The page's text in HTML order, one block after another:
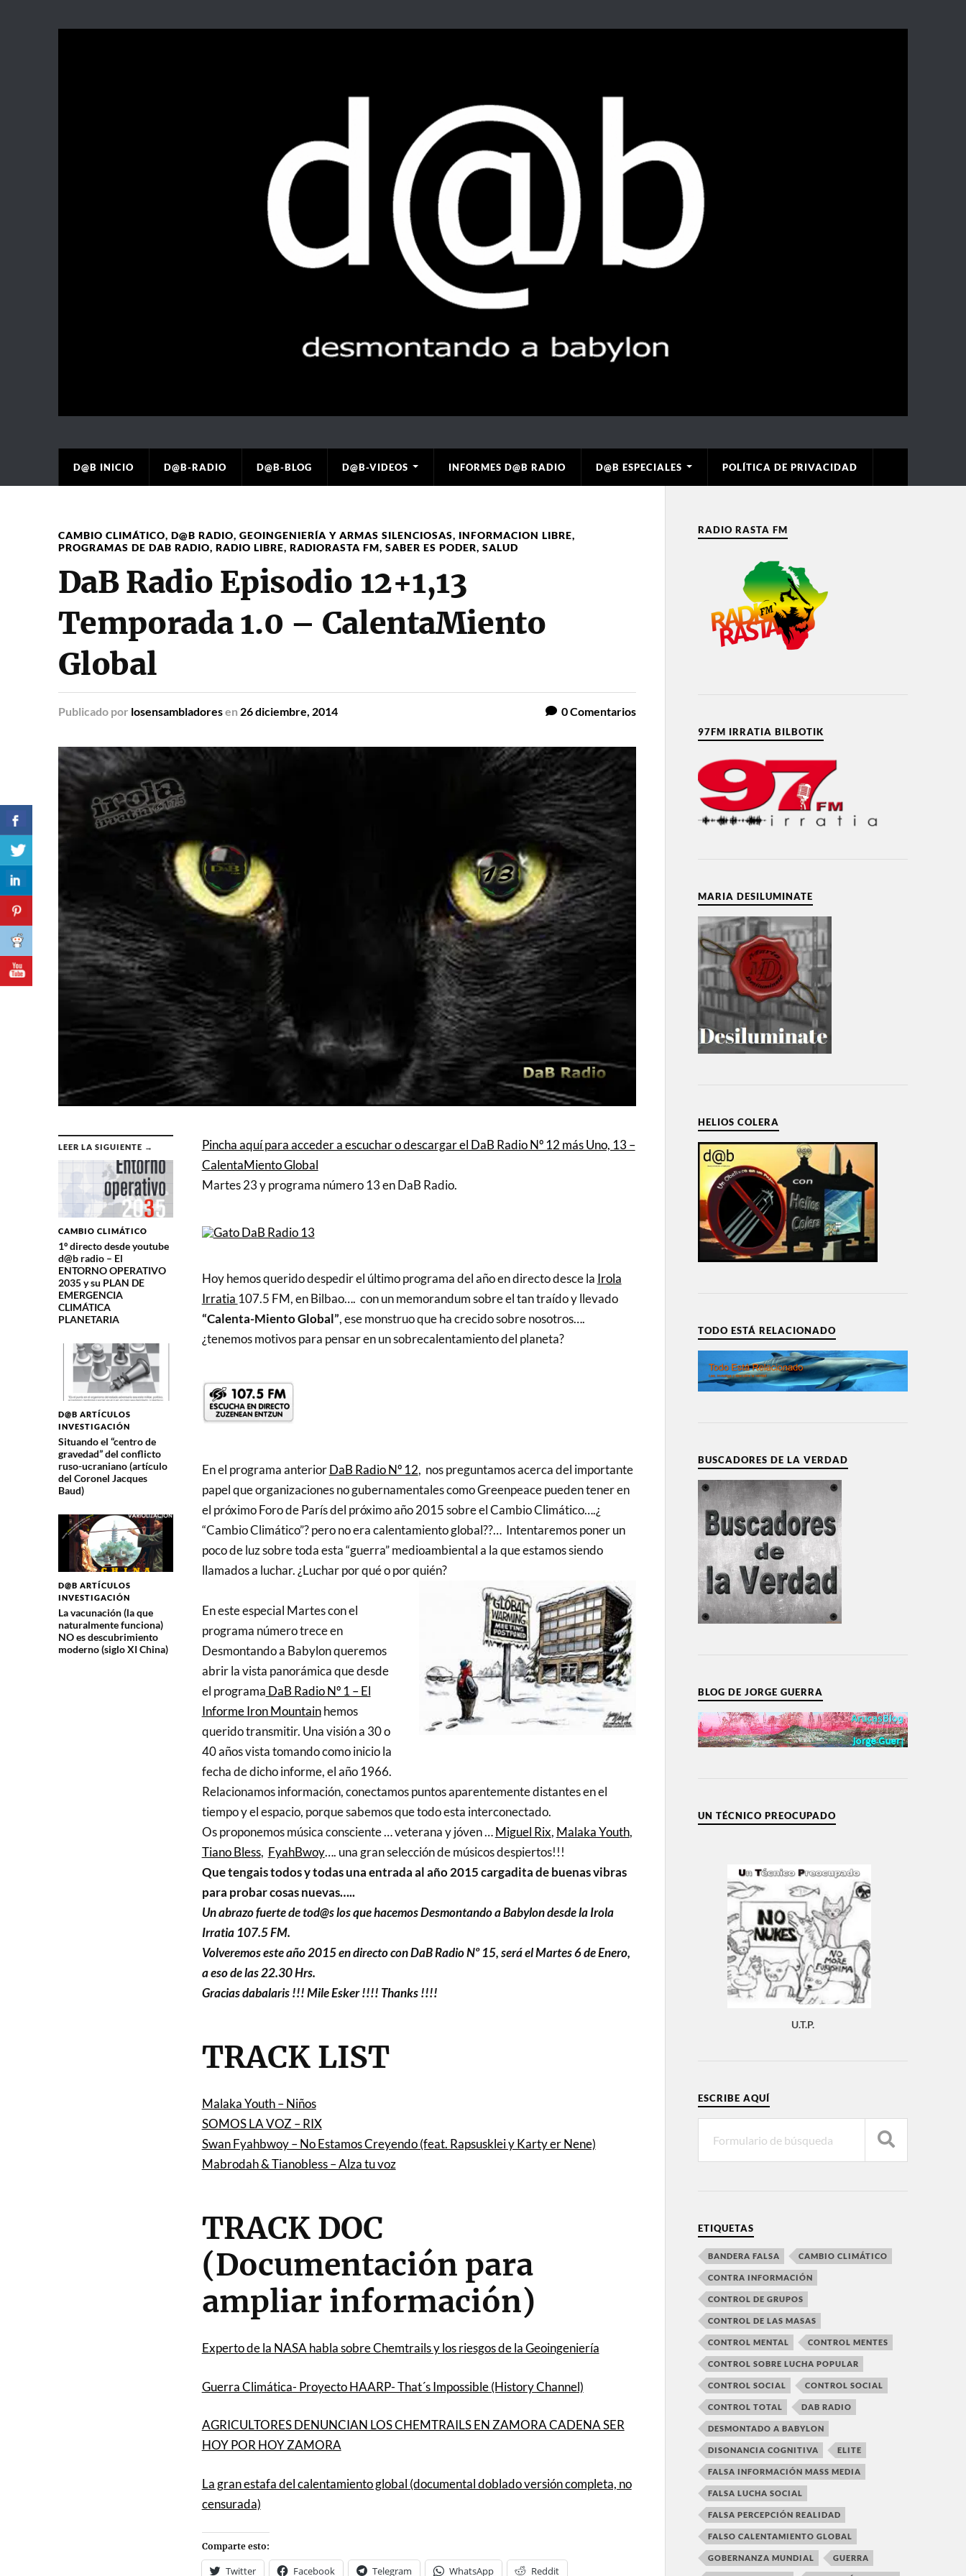
D@B INICIO D@B-RADIO D@B-BLOG D@B-VIDEOS INFORMES D@B RADIO D@B ESPECIALES POLÍTICA DE PRIVACIDAD
CAMBIO CLIMÁTICO, D@B RADIO, GEOINGENIERÍA Y ARMAS SILENCIOSAS, INFORMACION LIBRE,
PROGRAMAS DE DAB RADIO, RADIO LIBRE, RADIORASTA FM, SABER ES PODER, SALUD
DaB Radio Episodio 12+1,13
Temporada 1.0 – CalentaMiento
Global
Publicado por losensambladoresen 26 diciembre, 2014 0Comentarios
LEER LA SIGUIENTE →
CAMBIO CLIMÁTICO
1º directo desde youtube
d@b radio – El
ENTORNO OPERATIVO
2035 y su PLAN DE
EMERGENCIA
CLIMÁTICA
PLANETARIA
D@B ARTÍCULOS
INVESTIGACIÓN
Situando el “centro de
gravedad” del conflicto
ruso-ucraniano (artículo
del Coronel Jacques
Baud)
D@B ARTÍCULOS
INVESTIGACIÓN
La vacunación (la que
naturalmente funciona)
NO es descubrimiento
moderno (siglo XI China)
Pincha aquí para acceder a escuchar o descargar el DaB Radio Nº 12 más Uno, 13 –
CalentaMiento Global
Martes 23 y programa número 13 en DaB Radio.
Hoy hemos querido despedir el último programa del año en directo desce la Irola
Irratia 107.5 FM, en Bilbao…. con un memorandum sobre el tan traído y llevado
“Calenta-Miento Global”, ese monstruo que ha crecido sobre nosotros….
¿tenemos motivos para pensar en un sobrecalentamiento del planeta?
En el programa anteriorDaB Radio Nº 12, nos preguntamos acerca del importante
papel que organizaciones no gubernamentales como Greenpeace pueden tener en
el próximo Foro de París del próximo año 2015 sobre el Cambio Climático….¿
“Cambio Climático”? pero no era calentamiento global??… Intentaremos poner un
poco de luz sobre toda esta “guerra” medioambiental a la que estamos siendo
llamados a luchar. ¿Luchar por qué o por quién?
En este especial Martes con el
programa número trece en
Desmontando a Babylon queremos
abrir la vista panorámica que desde
el programa DaB Radio Nº 1 – El
Informe Iron Mountainhemos
querido transmitir. Una visión a 30 o
40 años vista tomando como inicio la
fecha de dicho informe, el año 1966.
Relacionamos información, conectamos puntos aparentemente distantes en el
tiempo y el espacio, porque sabemos que todo esta interconectado.
Os proponemos música consciente … veterana y jóven …Miguel Rix, Malaka Youth,
Tiano Bless, FyahBwoy…. una gran selección de músicos despiertos!!!
Que tengais todos y todas una entrada al año 2015 cargadita de buenas vibras
para probar cosas nuevas…..
Un abrazo fuerte de tod@s los que hacemos Desmontando a Babylon desde la Irola
Irratia 107.5 FM.
Volveremos este año 2015 en directo con DaB Radio Nº 15, será el Martes 6 de Enero,
a eso de las 22.30 Hrs.
Gracias dabalaris !!! Mile Esker !!!! Thanks !!!!
TRACK LIST
Malaka Youth – Niños
SOMOS LA VOZ – RIX
Swan Fyahbwoy – No Estamos Creyendo (feat. Rapsusklei y Karty er Nene)
Mabrodah & Tianobless – Alza tu voz
TRACK DOC
(Documentación para
ampliar información)
Experto de la NASA habla sobre Chemtrails y los riesgos de la Geoingeniería
Guerra Climática- Proyecto HAARP- That´s Impossible (History Channel)
AGRICULTORES DENUNCIAN LOS CHEMTRAILS EN ZAMORA CADENA SER
HOY POR HOY ZAMORA
La gran estafa del calentamiento global (documental doblado versión completa, no
censurada)
Comparte esto:
Twitter Facebook Telegram WhatsApp Reddit
RADIO RASTA FM
97FM IRRATIA BILBOTIK
MARIA DESILUMINATE
HELIOS COLERA
TODO ESTÁ RELACIONADO
BUSCADORES DE LA VERDAD
BLOG DE JORGE GUERRA
UN TÉCNICO PREOCUPADO
U.T.P.
ESCRIBE AQUÍ
ETIQUETAS
BANDERA FALSA CAMBIO CLIMÁTICO
CONTRA INFORMACIÓN
CONTROL DE GRUPOS
CONTROL DE LAS MASAS
CONTROL MENTAL CONTROL MENTES
CONTROL SOBRE LUCHA POPULAR
CONTROL SOCIAL CONTROL SOCIAL
CONTROL TOTAL DAB RADIO
DESMONTADO A BABYLON
DISONANCIA COGNITIVA ELITE
FALSA INFORMACIÓN MASS MEDIA
FALSA LUCHA SOCIAL
FALSA PERCEPCIÓN REALIDAD
FALSO CALENTAMIENTO GLOBAL
GOBERNANZA MUNDIAL GUERRA